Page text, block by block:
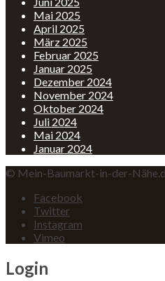
Mai 2025
April 2025
März 2025
Februar 2025
Januar 2025
Dezember 2024
November 2024
Oktober 2024
Juli 2024
Mai 2024
Januar 2024
© Mein-Baumarkt-in-der-
Facebook
Twitter
Instagram
Vimeo
Login